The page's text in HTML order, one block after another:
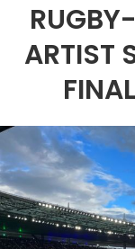
ARTIST